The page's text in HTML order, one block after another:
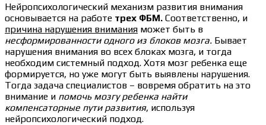
Нейропсихологический механизм развития внимания
основывается на работе трех ФБМ. Соответственно, и
причина нарушения внимания может быть в
несформированности одного из блоков мозга. Бывает
нарушения внимания во всех блоках мозга, и тогда
необходим системный подход. Хотя мозг ребенка еще
формируется, но уже могут быть выявлены нарушения.
Тогда задача специалистов – вовремя обратить на это
внимание и помочь мозгу ребенка найти
компенсаторные пути развития, используя
нейропсихологический подход.